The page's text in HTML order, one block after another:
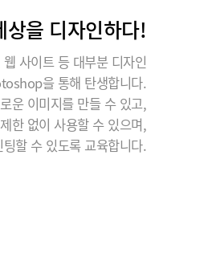
상을 디자인하다!
사이트 등 대부분 디자인
을 통해 탄생합니다.
운 이미지를 만들 수 있고,
한 없이 사용할 수 있으며,
할 수 있도록 교육합니다.